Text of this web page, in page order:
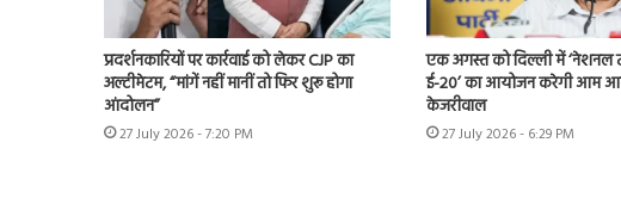
प्रदर्शनकारियों पर कार्रवाई को लेकर CJP का
अल्टीमेटम, “मांगें नहीं मानीं तो फिर शुरू होगा
आंदोलन”
27 July 2026 - 7:20 PM
एक अगस्त को दिल्ली में ‘नेशनल
ई-20’ का आयोजन करेगी आम
केजरीवाल
27 July 2026 - 6:29 PM